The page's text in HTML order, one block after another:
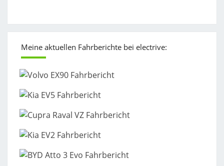
Meine aktuellen Fahrberichte bei electrive: